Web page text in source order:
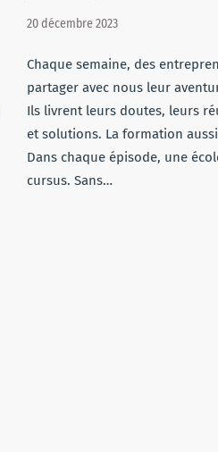
20 décembre 2023
Chaque semaine, des
partager avec nous leur
Ils livrent leurs doutes, leurs
et solutions. La formation
Dans chaque épisode, une
cursus. Sans…